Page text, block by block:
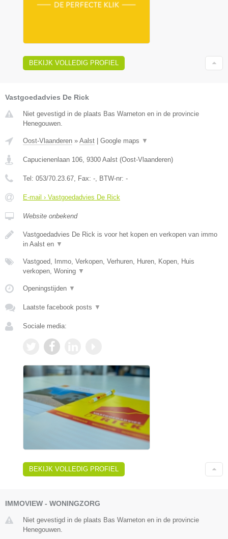
BEKIJK VOLLEDIG PROFIEL
Vastgoedadvies De Rick
Niet gevestigd in de plaats Bas Warneton en in de provincie
Henegouwen.
Oost-Vlaanderen » Aalst Google maps ▼
Capucienenlaan 106 9300 Aalst (Oost-Vlaanderen)
Tel: 053/70.23.67 , Fax: - , BTW-nr: -
E-mail › Vastgoedadvies De Rick
Website onbekend
Vastgoedadvies De Rick is voor het kopen en verkopen van immo
in Aalst en ▼
Vastgoed, Immo, Verkopen, Verhuren, Huren, Kopen, Huis
verkopen, Woning ▼
Openingstijden ▼
Laatste facebook posts ▼
Sociale media:
BEKIJK VOLLEDIG PROFIEL
IMMOVIEW - WONINGZORG
Niet gevestigd in de plaats Bas Warneton en in de provincie
Henegouwen.